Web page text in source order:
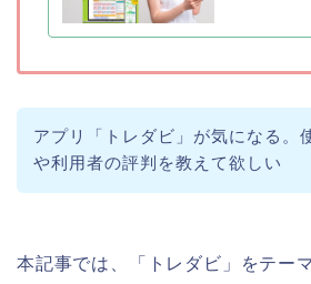
アプリ「トレダビ」が気になる。
や利用者の評判を教えて欲しい
本記事では、「トレダビ」をテー